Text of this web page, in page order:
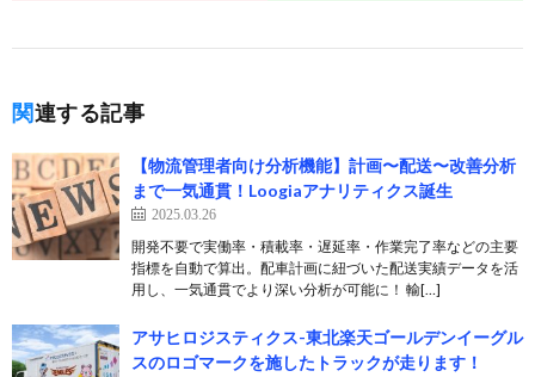
関連する記事
【物流管理者向け分析機能】計画〜配送〜改善分析
まで一気通貫！Loogiaアナリティクス誕生
2025.03.26
開発不要で実働率・積載率・遅延率・作業完了率などの主要
指標を自動で算出。配車計画に紐づいた配送実績データを活
用し、一気通貫でより深い分析が可能に！ 輸[…]
アサヒロジスティクス-東北楽天ゴールデンイーグル
スのロゴマークを施したトラックが走ります！